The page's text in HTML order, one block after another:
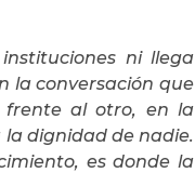
ni llega
la conversación que
frente al otro, en la
dignidad de nadie.
es donde la